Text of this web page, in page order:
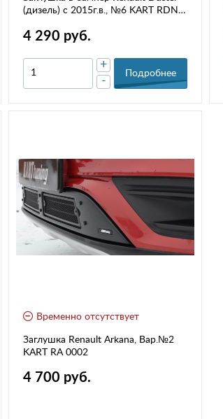
(дизель) c 2015г.в., №6 KART RDN
4 290 руб.
-
+
Подробнее
Временно отсутствует
Заглушка Renault Arkana, Вар.№2
KART RA 0002
4 700 руб.